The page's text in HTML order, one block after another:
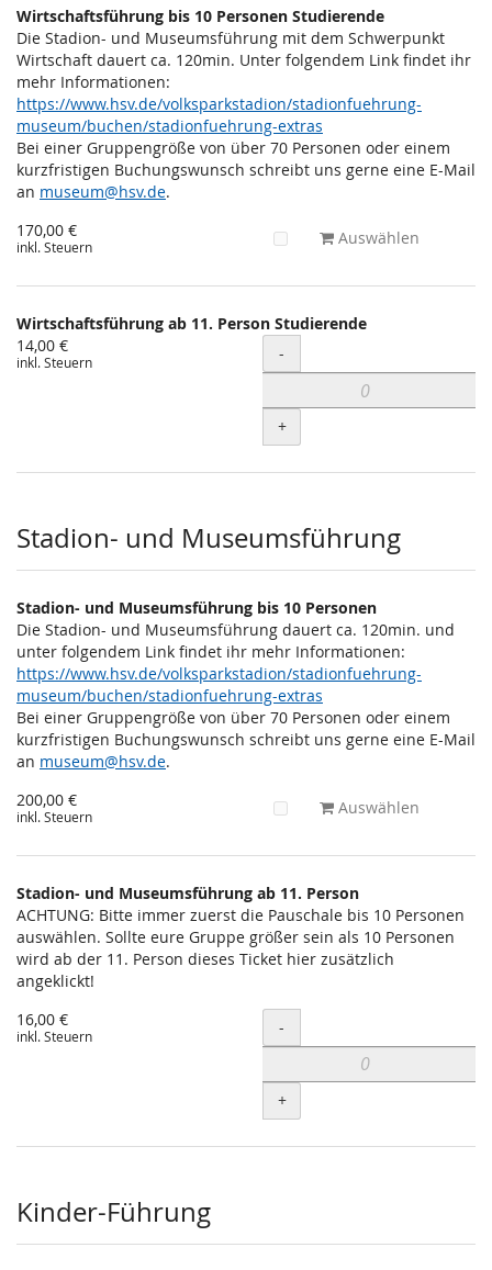
Wirtschaftsführung bis 10 Personen Studierende
Die Stadion- und Museumsführung mit dem Schwerpunkt
Wirtschaft dauert ca. 120min. Unter folgendem Link findet ihr
mehr Informationen:
https://www.hsv.de/volksparkstadion/stadionfuehrung-
museum/buchen/stadionfuehrung-extras
Bei einer Gruppengröße von über 70 Personen oder einem
kurzfristigen Buchungswunsch schreibt uns gerne eine E-Mail
an museum@hsv.de.
170,00 €
inkl. Steuern Auswählen
Wirtschaftsführung ab 11. Person Studierende
14,00 €
inkl. Steuern Menge
-
+
Stadion- und Museumsführung
Stadion- und Museumsführung bis 10 Personen
Die Stadion- und Museumsführung dauert ca. 120min. und
unter folgendem Link findet ihr mehr Informationen:
https://www.hsv.de/volksparkstadion/stadionfuehrung-
museum/buchen/stadionfuehrung-extras
Bei einer Gruppengröße von über 70 Personen oder einem
kurzfristigen Buchungswunsch schreibt uns gerne eine E-Mail
an museum@hsv.de.
200,00 €
inkl. Steuern Auswählen
Stadion- und Museumsführung ab 11. Person
ACHTUNG: Bitte immer zuerst die Pauschale bis 10 Personen
auswählen. Sollte eure Gruppe größer sein als 10 Personen
wird ab der 11. Person dieses Ticket hier zusätzlich
angeklickt!
16,00 €
inkl. Steuern Menge
-
+
Kinder-Führung